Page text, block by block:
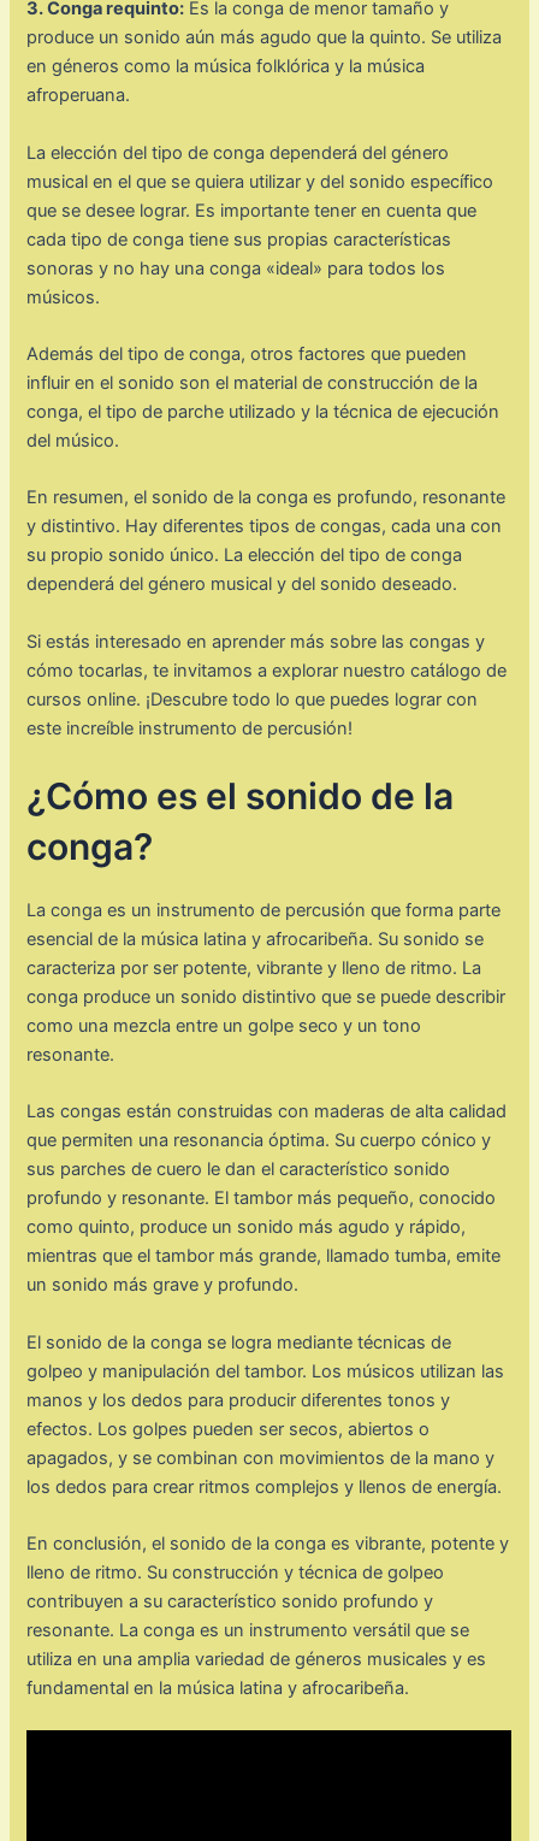
3. Conga requinto: Es la conga de menor tamaño y
produce un sonido aún más agudo que la quinto. Se utiliza
en géneros como la música folklórica y la música
afroperuana.
La elección del tipo de conga dependerá del género
musical en el que se quiera utilizar y del sonido específico
que se desee lograr. Es importante tener en cuenta que
cada tipo de conga tiene sus propias características
sonoras y no hay una conga «ideal» para todos los
músicos.
Además del tipo de conga, otros factores que pueden
influir en el sonido son el material de construcción de la
conga, el tipo de parche utilizado y la técnica de ejecución
del músico.
En resumen, el sonido de la conga es profundo, resonante
y distintivo. Hay diferentes tipos de congas, cada una con
su propio sonido único. La elección del tipo de conga
dependerá del género musical y del sonido deseado.
Si estás interesado en aprender más sobre las congas y
cómo tocarlas, te invitamos a explorar nuestro catálogo de
cursos online. ¡Descubre todo lo que puedes lograr con
este increíble instrumento de percusión!
¿Cómo es el sonido de la
conga?
La conga es un instrumento de percusión que forma parte
esencial de la música latina y afrocaribeña. Su sonido se
caracteriza por ser potente, vibrante y lleno de ritmo. La
conga produce un sonido distintivo que se puede describir
como una mezcla entre un golpe seco y un tono
resonante.
Las congas están construidas con maderas de alta calidad
que permiten una resonancia óptima. Su cuerpo cónico y
sus parches de cuero le dan el característico sonido
profundo y resonante. El tambor más pequeño, conocido
como quinto, produce un sonido más agudo y rápido,
mientras que el tambor más grande, llamado tumba, emite
un sonido más grave y profundo.
El sonido de la conga se logra mediante técnicas de
golpeo y manipulación del tambor. Los músicos utilizan las
manos y los dedos para producir diferentes tonos y
efectos. Los golpes pueden ser secos, abiertos o
apagados, y se combinan con movimientos de la mano y
los dedos para crear ritmos complejos y llenos de energía.
En conclusión, el sonido de la conga es vibrante, potente y
lleno de ritmo. Su construcción y técnica de golpeo
contribuyen a su característico sonido profundo y
resonante. La conga es un instrumento versátil que se
utiliza en una amplia variedad de géneros musicales y es
fundamental en la música latina y afrocaribeña.